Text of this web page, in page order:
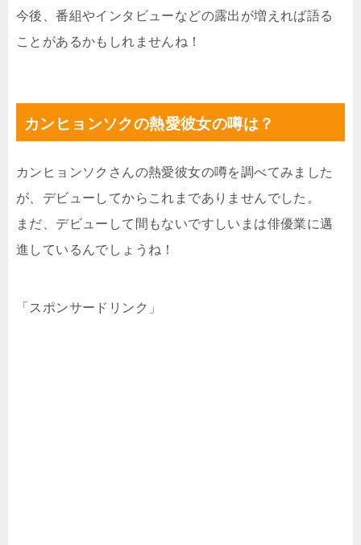
今後、番組やインタビューなどの露出が増えれば語る
ことがあるかもしれませんね！
カンヒョンソクの熱愛彼女の噂は？
カンヒョンソクさんの熱愛彼女の噂を調べてみました
が、デビューしてからこれまでありませんでした。
まだ、デビューして間もないですしいまは俳優業に邁
進しているんでしょうね！
「スポンサードリンク」